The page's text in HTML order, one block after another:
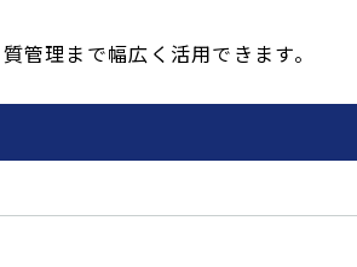
管理まで幅広く活用できます。